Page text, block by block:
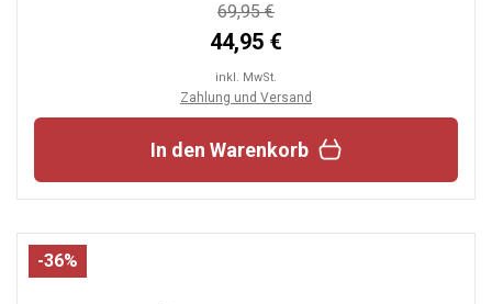
69,95 €
44,95 €
inkl. MwSt.
Zahlung und Versand
In den Warenkorb
-36%